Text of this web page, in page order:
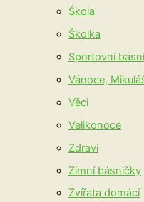
Škola
Školka
Sportovní
Vánoce,
Věci
Velikonoce
Zdraví
Zimní básničky
Zvířata domácí